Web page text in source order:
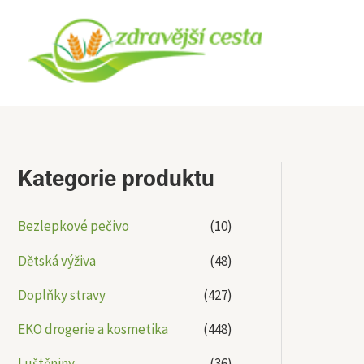
obsah
Kategorie produktu
Bezlepkové pečivo
(10)
Dětská výživa
(48)
Doplňky stravy
(427)
EKO drogerie a kosmetika
(448)